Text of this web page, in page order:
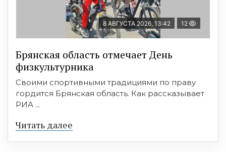
8 АВГУСТА 2026, 13:42 12
Брянская область отмечает День
физкультурника
Своими спортивными традициями по праву
гордится Брянская область. Как рассказывает
РИА ...
Читать далее